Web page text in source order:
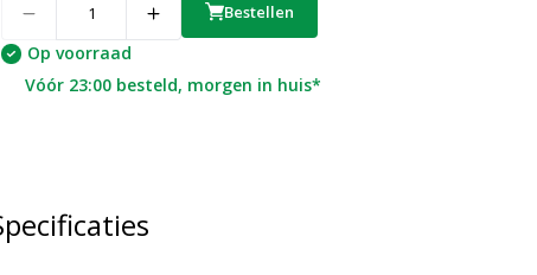
Bestellen
Op voorraad
Vóór 23:00 besteld, morgen in huis*